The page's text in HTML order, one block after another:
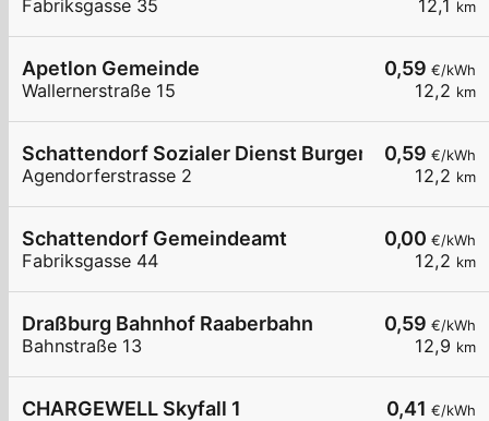
12,1 km
Fabriksgasse 35
0,59 €/kWh
12,2 km
Apetlon Gemeinde
Wallernerstraße 15
0,59 €/kWh
12,2 km
Schattendorf Sozialer Dienst Burgenland (LIB)
Agendorferstrasse 2
0,00 €/kWh
12,2 km
Schattendorf Gemeindeamt
Fabriksgasse 44
0,59 €/kWh
12,9 km
Draßburg Bahnhof Raaberbahn
Bahnstraße 13
0,41 €/kWh
CHARGEWELL Skyfall 1